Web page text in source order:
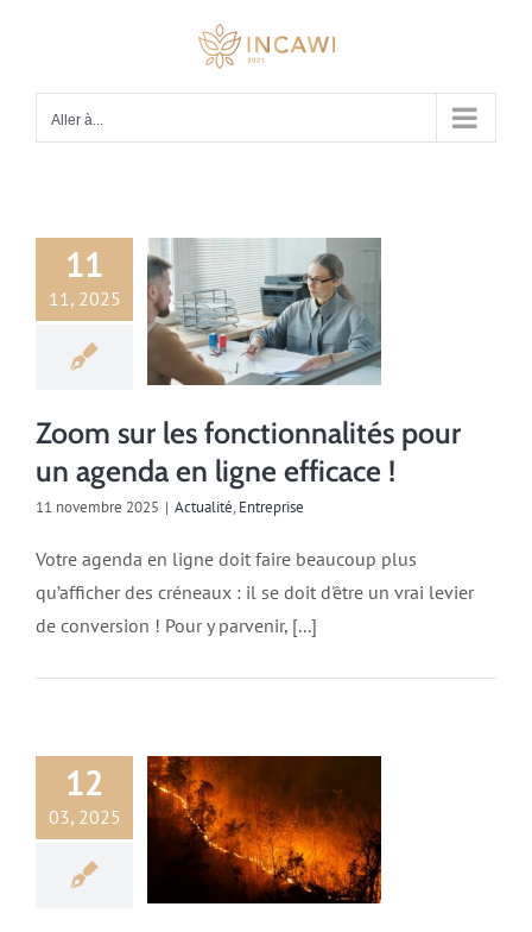
Aller à...
11
11, 2025
Zoom sur les fonctionnalités pour
un agenda en ligne efficace !
11 novembre 2025 | Actualité, Entreprise
Votre agenda en ligne doit faire beaucoup plus
qu’afficher des créneaux : il se doit d'être un vrai levier
de conversion ! Pour y parvenir, [...]
12
03, 2025